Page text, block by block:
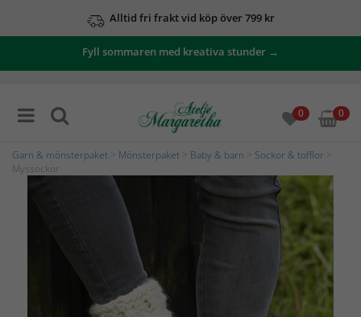
Alltid fri frakt vid köp över 799 kr
Fyll sommaren med kreativa stunder →
0 0
Garn & mönsterpaket Mönsterpaket Baby & barn Sockor & tofflor
Myssockor